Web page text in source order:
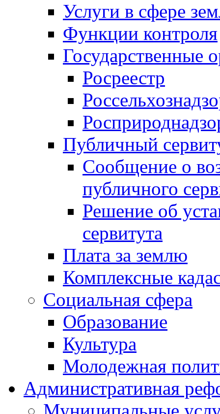
Услуги в сфере
Функции контроля
Государственные
Росреестр
Публичный
Сообщение о
публичного
Решение об
сервитута
Плата за землю
Комплексные
Социальная сфера
Образование
Культура
Молодежная
Административная